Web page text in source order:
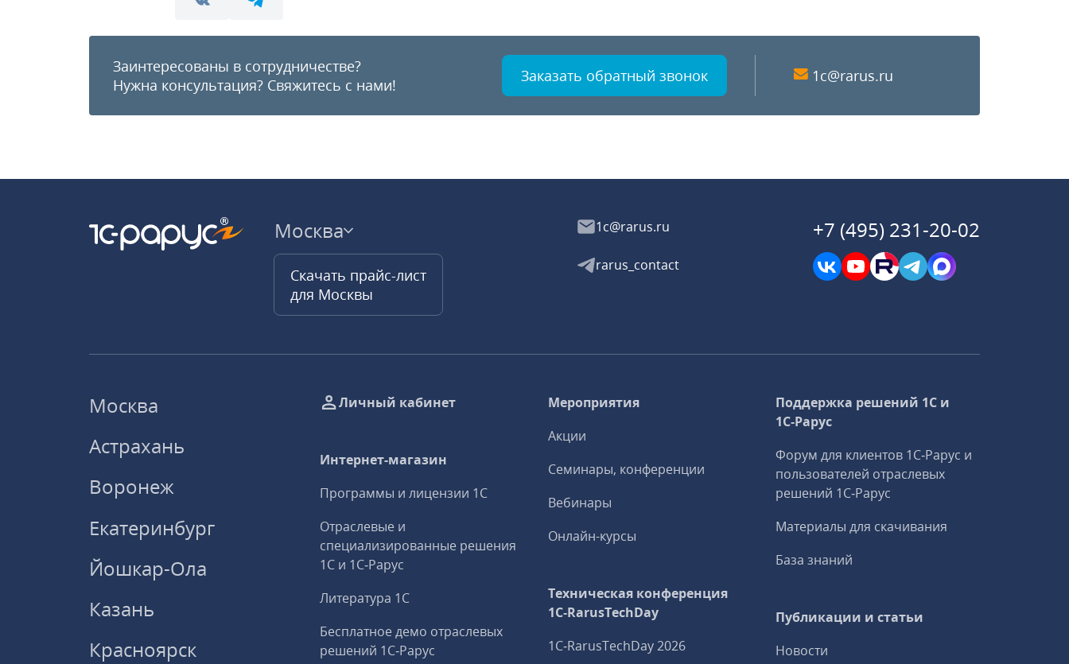
Заинтересованы в сотрудничестве?
Нужна консультация? Свяжитесь с нами! Заказать обратный звонок 1c@rarus.ru
Москва
Скачать прайс-лист
для Москвы
1c@rarus.ru
rarus_contact
+7 (495) 231-20-02
Москва
Астрахань
Воронеж
Екатеринбург
Йошкар-Ола
Казань
Красноярск
Личный кабинет
Интернет-магазин
Программы и лицензии 1С
Отраслевые и
специализированные решения
1С и 1С‑Рарус
Литература 1С
Бесплатное демо отраслевых
решений 1С‑Рарус
Мероприятия
Акции
Семинары, конференции
Вебинары
Онлайн-курсы
Техническая конференция
1C‑RarusTechDay
1C‑RarusTechDay 2026
Поддержка решений 1С и
1С‑Рарус
Форум для клиентов 1С‑Рарус и
пользователей отраслевых
решений 1С‑Рарус
Материалы для скачивания
База знаний
Публикации и статьи
Новости